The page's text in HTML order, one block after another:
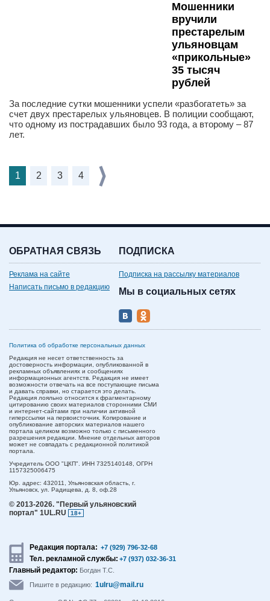
Мошенники
вручили
престарелым
ульяновцам
«прикольные»
35 тысяч
рублей
За последние сутки мошенники успели «разбогатеть» за
счет двух престарелых ульяновцев. В полиции сообщают,
что одному из пострадавших было 93 года, а второму – 87
лет.
1 2 3 4
ОБРАТНАЯ СВЯЗЬ
Реклама на сайте
Написать письмо в редакцию
ПОДПИСКА
Подписка на рассылку материалов
Мы в социальных сетях
Политика об обработке персональных данных
Редакция не несет ответственность за
достоверность информации, опубликованной в
рекламных объявлениях и сообщениях
информационных агентств. Редакция не имеет
возможности отвечать на все поступающие письма
и давать справки, но старается это делать.
Редакция лояльно относится к фрагментарному
цитированию своих материалов сторонними СМИ
и интернет-сайтами при наличии активной
гиперссылки на первоисточник. Копирование и
опубликование авторских материалов нашего
портала целиком возможно только с письменного
разрешения редакции. Мнение отдельных авторов
может не совпадать с редакционной политикой
портала.
Учредитель ООО "ЦКП". ИНН 7325140148, ОГРН
1157325006475
Юр. адрес: 432011, Ульяновская область, г.
Ульяновск, ул. Радищева, д. 8, оф.28
© 2013-2026. "Первый ульяновский
портал" 1UL.RU
18+
Редакция портала: +7 (929) 796-32-68
Тел. рекламной службы: +7 (937) 032-36-31
Главный редактор: Богдан Т.С.
Пишите в редакцию: 1ulru@mail.ru